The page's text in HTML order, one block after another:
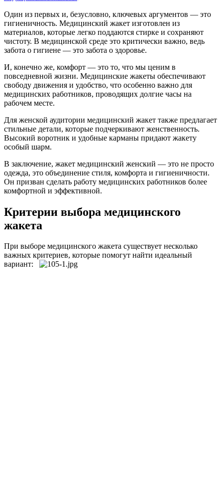
Один из первых и, безусловно, ключевых аргументов — это
гигиеничность. Медицинский жакет изготовлен из
материалов, которые легко поддаются стирке и сохраняют
чистоту. В медицинской среде это критически важно, ведь
забота о гигиене — это забота о здоровье.
И, конечно же, комфорт — это то, что мы ценим в
повседневной жизни. Медицинские жакеты обеспечивают
свободу движения и удобство, что особенно важно для
медицинских работников, проводящих долгие часы на
рабочем месте.
Для женской аудитории медицинский жакет также предлагает
стильные детали, которые подчеркивают женственность.
Высокий воротник и удобные карманы придают жакету
особый шарм.
В заключение, жакет медицинский женский — это не просто
одежда, это объединение стиля, комфорта и гигиеничности.
Он призван сделать работу медицинских работников более
комфортной и эффективной.
Критерии выбора медицинского
жакета
При выборе медицинского жакета существует несколько
важных критериев, которые помогут найти идеальный
вариант: